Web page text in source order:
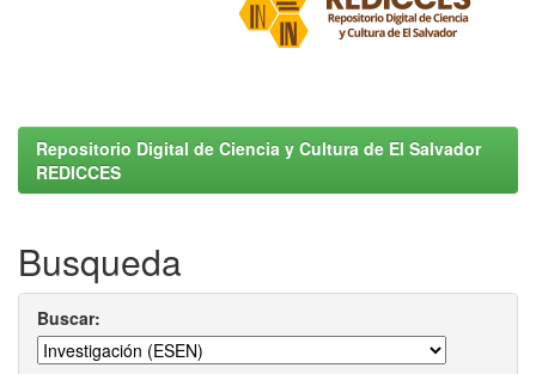
Repositorio Digital de Ciencia y Cultura de El Salvador
REDICCES
Busqueda
Buscar: